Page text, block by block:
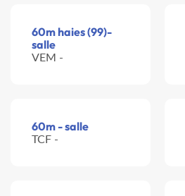
60m haies (99)-
salle
VEM -
60m - salle
TCF -